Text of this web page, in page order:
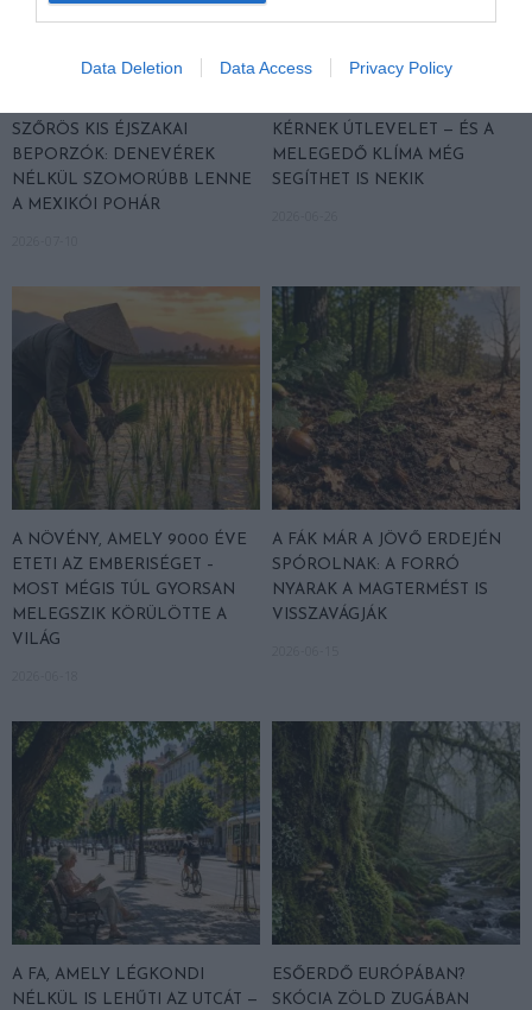
Data Deletion Data Access Privacy Policy
SZŐRÖS KIS ÉJSZAKAI
BEPORZÓK: DENEVÉREK
NÉLKÜL SZOMORÚBB LENNE
A MEXIKÓI POHÁR
KÉRNEK ÚTLEVELET — ÉS A
MELEGEDŐ KLÍMA MÉG
SEGÍTHET IS NEKIK
A NÖVÉNY, AMELY 9000 ÉVE
ETETI AZ EMBERISÉGET –
MOST MÉGIS TÚL GYORSAN
MELEGSZIK KÖRÜLÖTTE A
VILÁG
A FÁK MÁR A JÖVŐ ERDEJÉN
SPÓROLNAK: A FORRÓ
NYARAK A MAGTERMÉST IS
VISSZAVÁGJÁK
A FA, AMELY LÉGKONDI
NÉLKÜL IS LEHŰTI AZ UTCÁT —
ESŐERDŐ EURÓPÁBAN?
SKÓCIA ZÖLD ZUGÁBAN